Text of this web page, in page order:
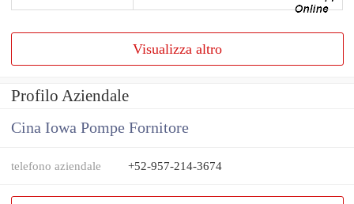
Visualizza altro
Profilo Aziendale
Cina Iowa Pompe Fornitore
telefono aziendale +52-957-214-3674